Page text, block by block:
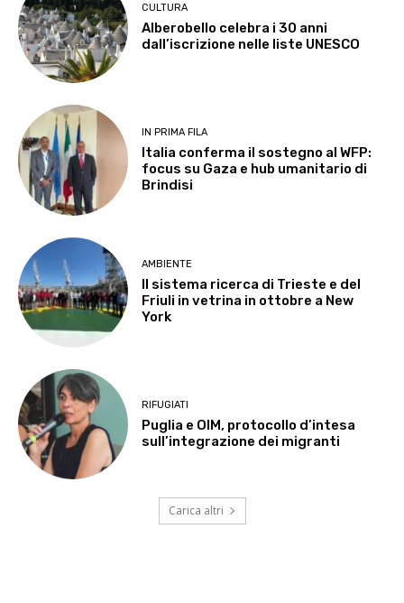
CULTURA
Alberobello celebra i 30 anni
dall’iscrizione nelle liste UNESCO
IN PRIMA FILA
Italia conferma il sostegno al WFP:
focus su Gaza e hub umanitario di
Brindisi
AMBIENTE
Il sistema ricerca di Trieste e del
Friuli in vetrina in ottobre a New
York
RIFUGIATI
Puglia e OIM, protocollo d’intesa
sull’integrazione dei migranti
Carica altri